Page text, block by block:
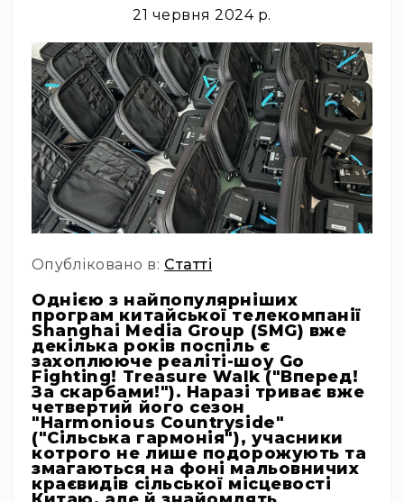
Cтудійні
монітори
Автономна
акустика
Інсталяційна
акустика
Лінійні
масиви
Підсилювачі
потужності
трансляційні
Портативні
акустичні
системи
Аксесуари
та
комплектуючі
Радіосистеми
Портативні
системи
Стаціонарні
21 червня 2024 р.
Опубліковано в: Статті
Однією з найпопулярніших
програм китайської телекомпанії
Shanghai Media Group (SMG) вже
декілька років поспіль є
захоплююче реаліті-шоу Go
Fighting! Treasure Walk ("Вперед!
За скарбами!"). Наразі триває вже
четвертий його сезон
"Harmonious Countryside"
("Сільська гармонія"), учасники
котрого не лише подорожують та
змагаються на фоні мальовничих
краєвидів сільської місцевості